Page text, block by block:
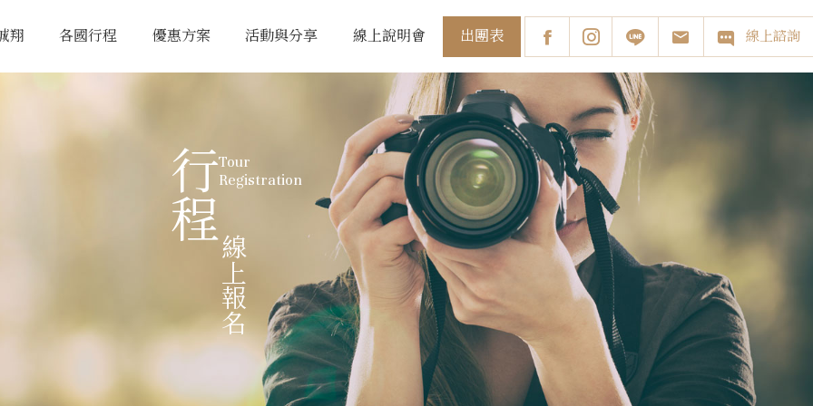
翔 各國行程 優惠方案 活動與分享 線上說明會 出團表 線上諮詢
行程
線上報名
Tour
Registration